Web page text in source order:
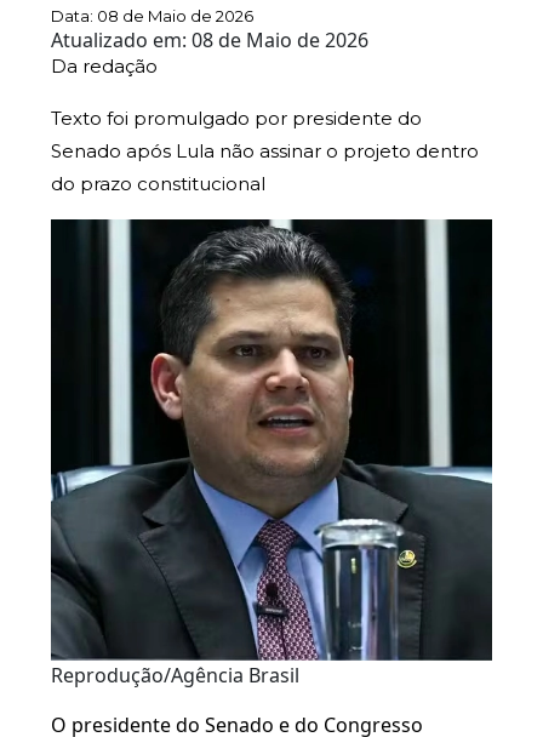
Data: 08 de Maio de 2026
Atualizado em: 08 de Maio de 2026
Da redação
Texto foi promulgado por presidente do
Senado após Lula não assinar o projeto dentro
do prazo constitucional
Reprodução/Agência Brasil
O presidente do Senado e do Congresso